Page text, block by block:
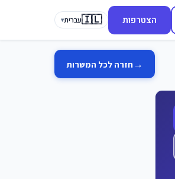
הצטרפות 🇮🇱עברית▾
→חזרה לכל המשרות